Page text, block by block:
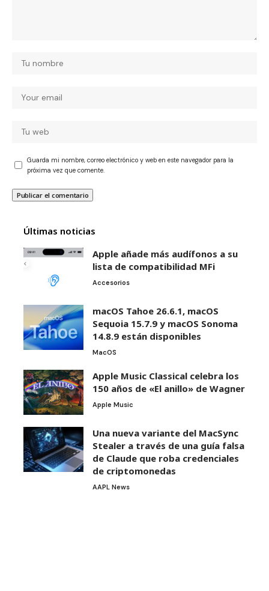
Guarda mi nombre, correo electrónico y web en este navegador para la
próxima vez que comente.
Últimas noticias
Apple añade más audífonos a su
lista de compatibilidad MFi
Accesorios
macOS Tahoe 26.6.1, macOS
Sequoia 15.7.9 y macOS Sonoma
14.8.9 están disponibles
MacOS
Apple Music Classical celebra los
150 años de «El anillo» de Wagner
Apple Music
Una nueva variante del MacSync
Stealer a través de una guía falsa
de Claude que roba credenciales
de criptomonedas
AAPL News